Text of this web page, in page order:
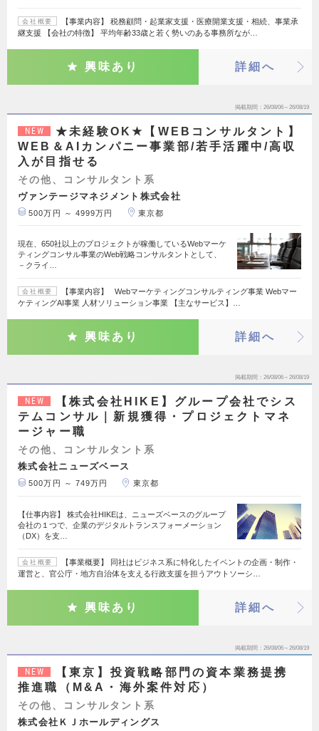
会社概要
【事業内容】 税務顧問・起業家支援・医療開業支援・相続、事業承
継支援 【会社の特徴】 平均年齢33歳と若く勢いのある事務所なが…
興味あり 詳細へ
掲載期間 26/08/06～26/08/19
NEW
★未経験OK★【WEBコンサルタント】
WEB＆AIカンパニー事業部/若手活躍中/高収
入が目指せる
その他、コンサルタント系
ヴァンテージマネジメント株式会社
500万円 ～ 4999万円 東京都
現在、650社以上のプロジェクトが稼働しているWebマーケ
ティングコンサル事業のWeb戦略コンサルタントとして、
－クライ…
会社概要
【事業内容】 Webマーケティングコンサルティング事業 Webマー
ケティングAI事業 人材ソリューション事業 【主なサービス】…
興味あり 詳細へ
掲載期間 26/08/06～26/08/19
NEW
【株式会社HIKE】グループ会社でシス
テムコンサル｜新規獲得・プロジェクトマネ
ージャー職
その他、コンサルタント系
株式会社ニューズベース
500万円 ～ 749万円 東京都
【仕事内容】 株式会社HIKEは、ニューズベースのグループ
会社の１つで、企業のデジタルトランスフォーメーション
（DX）を支…
会社概要
【事業概要】 同社はビジネス系に特化したイベントの企画・制作・
運営と、官公庁・地方自治体を支える行政支援を担うアウトソーシ…
興味あり 詳細へ
掲載期間 26/08/06～26/08/19
NEW
【東京】投資戦略部門の資本業務提携
推進職（M&A・海外案件対応）
その他、コンサルタント系
株式会社ＫＪホールディングス